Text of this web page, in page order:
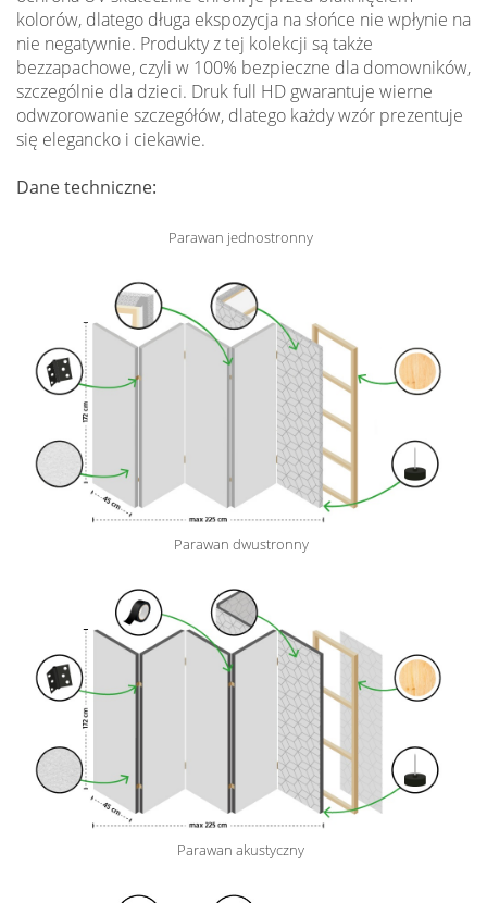
kolorów, dlatego długa ekspozycja na słońce nie wpłynie na
nie negatywnie. Produkty z tej kolekcji są także
bezzapachowe, czyli w 100% bezpieczne dla domowników,
szczególnie dla dzieci. Druk full HD gwarantuje wierne
odwzorowanie szczegółów, dlatego każdy wzór prezentuje
się elegancko i ciekawie.
Dane techniczne:
Parawan jednostronny
Parawan dwustronny
Parawan akustyczny